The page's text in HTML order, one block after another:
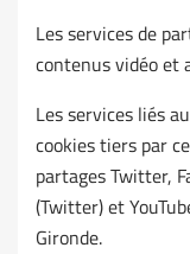
Les services de
contenus vidéo et
Les services liés
cookies tiers par
partages Twitter,
(Twitter) et
Gironde.